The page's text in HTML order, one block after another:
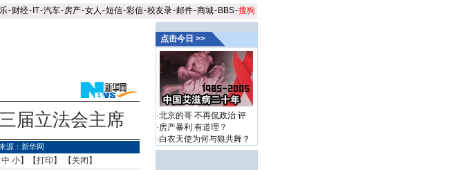
-财经- IT-汽车-房产-女人 -短信-彩信-校友录-邮件-商城- BBS-搜狗
届立法会主席
：新华网
中 小】【打印 】 【 关闭 】
点击今日 >>
·北京的哥 不再侃政治 评
·房产暴利 有道理？
·白衣天使为何与狼共舞？